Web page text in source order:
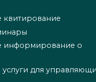
квитирование
информирование о
для